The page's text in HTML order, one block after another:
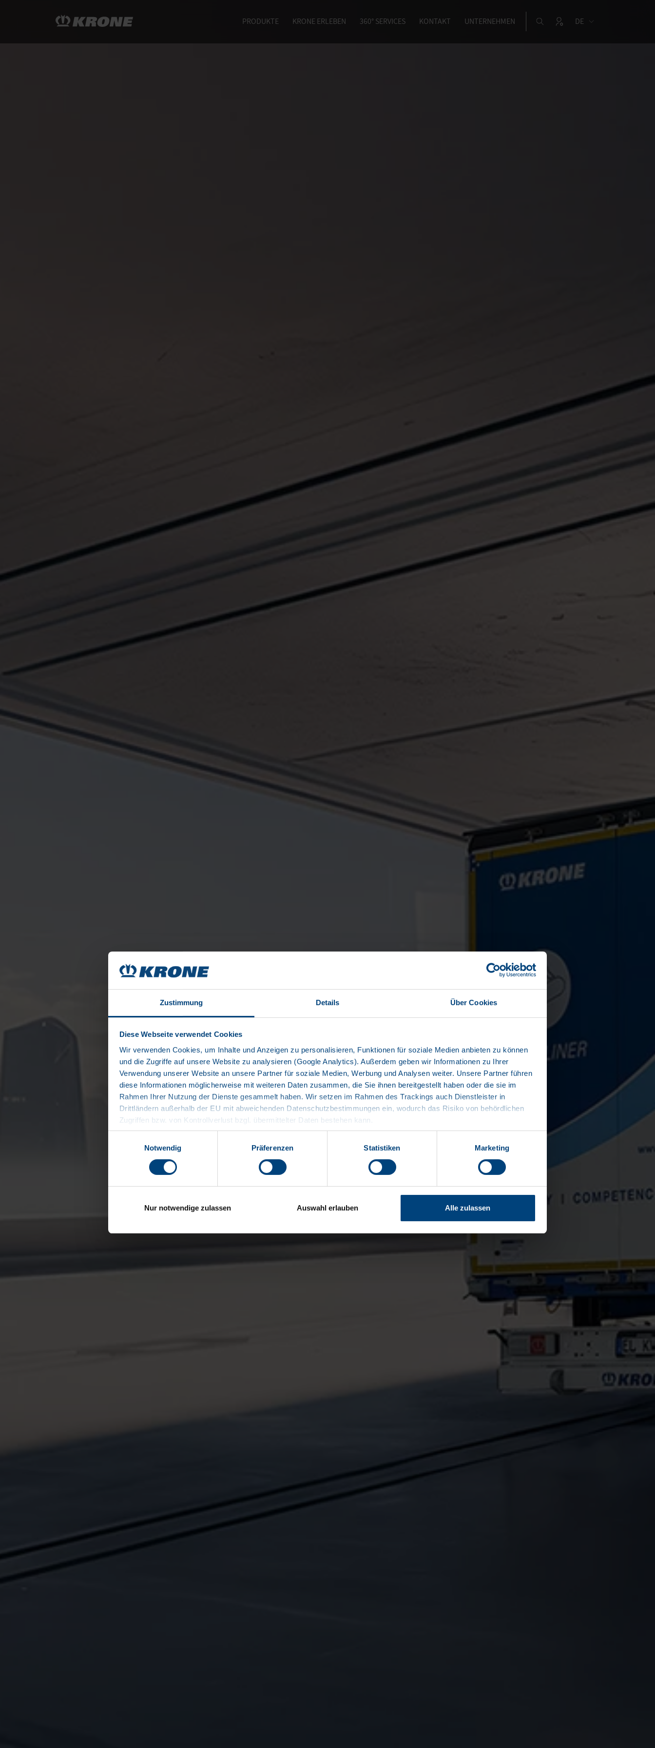
Zustimmung Details Über Cookies
Diese Webseite verwendet Cookies
Wir verwenden Cookies, um Inhalte und Anzeigen zu personalisieren, Funktionen für soziale Medien anbieten zu können
und die Zugriffe auf unsere Website zu analysieren (Google Analytics). Außerdem geben wir Informationen zu Ihrer
Verwendung unserer Website an unsere Partner für soziale Medien, Werbung und Analysen weiter. Unsere Partner führen
diese Informationen möglicherweise mit weiteren Daten zusammen, die Sie ihnen bereitgestellt haben oder die sie im
Rahmen Ihrer Nutzung der Dienste gesammelt haben. Wir setzen im Rahmen des Trackings auch Dienstleister in
Drittländern außerhalb der EU mit abweichenden Datenschutzbestimmungen ein, wodurch das Risiko von behördlichen
Zugriffen bzw. von Kontrollverlust bzgl. übermittelter Daten bestehen kann.
Datenschutzerklärung
Impressum
Notwendig
Präferenzen Statistiken Marketing
Nur notwendige zulassen Auswahl erlauben Alle zulassen
PRODUKTE KRONE ERLEBEN 360° SERVICES KONTAKT UNTERNEHMEN DE